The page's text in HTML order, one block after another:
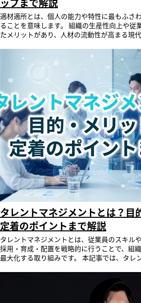
年比42.5%増）といった国々からの労働者が
※1 出典：厚生労働省『「外国人雇用状況」
年10月末時点）』https://www.mhlw.go.jp/
コミュニケーションエラーが起こる3つの
ミュニケーションが難しいと感じる背景には
ではない、3つの根本的な原因が考えられま
「文化的な背景のズレ」「将来の不透明さ」
解することが、効果的な対策を講じる第一歩
クグラウンドを持つ同僚と円滑な日本語での
の違いを認識し、乗り越える工夫が必要です
務効率の低下と孤立 最も多くの外国人が直面
ミュニケーションの難しさです。 日常会話は
ス特有の言い回し」や「業界用語」が理解で
うケースが多発します。また、対話のスピー
の輪に入れないといったことから、職場で孤
もなります。 「暗黙の了解」や日本独特のビ
くには、「空気を読む」「背中を見て覚える
化があります。しかし、ハイコンテクスト（
を持たない外国人にとって、この「暗黙の了
す。 「なぜ言われていないことまでやらなけ
ぜ進捗を細かく報告（ホウレンソウ）しなけ
不満やストレスに繋がりやすくなります。 キ
不透明さ 「成果を出しているのに、なぜ年功
「自分はこの会社で今後どうステップアップ
目立ちます。 多くの外国人は、自身の職務範
リターンを重視する傾向にあります。評価基
アパスが見えない環境では、働くモチベーシ
条件の企業へ転職してしまうリスクが高まり
まくコミュニケーションをとる4つのポイント
す。 日本の価値観を押し付けず文化の違いを
の文化や宗教、労働観の違いを「異質なもの
外国人スタッフの採用は人手不足の救世主と
が不十分な場合、経営を揺るがすさまざまな
ここでは、深刻化しやすい4つの代表的な問
害の発生 厚生労働省の調査によると、外国人
況は年々増加しており、令和6年の死傷者数は
10％増加しています。 これは危険を伴う建設
く、接客の現場でも前年と比較し、約26％増
の発生は、被害者やその家族に苦痛を与える
も生産性の低下やブランドイメージの失墜な
らします。 その主な要因は、言語の壁による
文化的な背景を考慮しない不十分な安全教育
生労働省『外国人労働者の労働災害発生状況
働省『外国人労働者の労働災害発生状況（令
国人スタッフへの指導が形骸化していると、
効率が著しく低下します。 作業手順や店舗ル
いない場合、ミスによる手戻りやお客様との
バーのために、他のスタッフの手を煩わせる
言語の壁によって業務指示の微妙なニュアン
を教えるのに過度な時間を要してしまい、結
のコア業務に着手できなくなるケースも少な
のばらつき 教育が感覚的で不十分なままだと
や日本語レベルによって提供するサービスの
生まれます。 これにより、すべてのお客様に
供するという、店舗ビジネスの基本が崩れて
合、言葉遣いや態度の誤解からクレームやト
で築き上げてきた企業の信頼度や顧客満足度
しょう。 特に日本の接客特有の「おもてなし
な指導だけでは決して均一に浸透させること
す。 離職率の増加 現場での教育不足は、外国
職」を招く最大の要因です。 現場の専門用語
接客でクレームを受けたりすることが続くと
いきます。さらに、異物混入やトラブルなど
で、どう起きたか（5W1H）」の正確な報告
適材適所とは、個人の能力や特性に最もふさ
ることを意味します。 組織の生産性向上や従
たメリットがあり、人材の流動性が高まる現
たらすメリット、実現するための具体的な方
かりやすく解説します。 AI搭載のタレントマネジメントシステム
「SmartSkill HCE」は、人財データを経営の
短で導く新しいタレントマネジメントシステ
機能については、公式ページをご覧ください。 目次 適材適所とは？
ジネスにおける基本的な意味 なぜ今、組織に
されるのか 適材適所の人材配置がもたらす3
現できない組織が抱えるリスク 適材適所を実
適所の実現に役立つ人事施策 AIとデータで実
「SmartSkill HCE」 まとめ 適材適所に関するよくある
は？ビジネスにおける基本的な意味
適所とは、従業員一人ひとりの能力、スキル
リア志向などを正確に把握し、その人が最も
置することを意味します。 これにより、個
化させ、組織全体の生産性向上を目指す人材
て用いられます。 本来の意味と語源 適材適所の語源は、建築現場で使
われていた言葉に由来します。 木材にはそれ
木目などの特性があり、柱、梁、土台など、
（適所）に使うことで、頑丈で美しい建築物
木材の使い分けが転じて、人の能力や個性に
という意味で使われるようになりました。 類義語「適所適材」との違
い 適材適所には「適所適材」というよく似た
適所は「材（人）」を主軸に置き、「その人
考える使い方をします。 一方、適所適材は「
に、「このポストに適した人材は誰か」と考
に必要なスキルを定義し、そのスキルを持つ
雇用」に近い考え方だといえます。 どちらか
タレントマネジメントとは？目
定着のポイントまで解説
タレントマネジメントとは、従業員のスキルや経験を経営資源と捉え、採用・育成・配置を戦略的に行うことで、組織全体のパフォーマンスを最大化する取り組みです。 本記事では、タレントマネジメントの基本的な意味や定義、注目される背景、具体的な目的を解説します。 さらに、多くの企業が直面する「活用が進まない」という課題の理由を深掘りし、その解決策としてタレントマネジメントシステムの効果的な活用法や、自社に合ったシステムの選び方までを網羅的に紹介します。 AI搭載のタレントマネジメントシステム「SmartSkill HCE」は、人材データを経営の力に変え、社員の成長を最短で導く新しいタレントマネジメントシステムです。サービスの詳細や機能については、公式ページをご覧ください。 目次 タレントマネジメントとは？経営目標を達成するための人材戦略 タレントマネジメントが今、注目を集める背景 タレントマネジメントの目的と得られる効果 タレントマネジメントシステムの主な機能 なぜタレントマネジメントは現場に根付かないのか 今、企業に求められる3つの変革 タレントマネジメント導入を成功に導く6つのステップ 失敗しないタレントマネジメントシステムの選び方 AIで人財戦略を加速する「SmartSkill HCE」 まとめ タレントマネジメントに関するよくある質問 タレントマネジメントとは？経営目標を達成するための人材戦略 タレントマネジメントとは、従業員一人ひとりが持つ能力やスキル、経験といった「タレント（才能）」を企業の重要な資本とみなし、それを最大限に活用して経営目標の達成を目指すための、戦略的な人事活動全般を指します。 具体的には、個々の人材情報を一元的に可視化し、そのデータに基づいて採用、育成、配置、評価といった人事施策を連動させる一連の取り組みです。 この戦略を通じて、組織全体のパフォーマンス向上と持続的な成長を実現することを目的としています。 タレントマネジメントの定義 タレントマネジメントの定義は、従業員の資質や能力を意味する「タレント」を最大限に活かすための人事戦略です。 具体的には、社員のスキル、経験、キャリア志向、評価などの情報を一元的に収集・管理し、可視化します。 そして、その客観的なデータを用いて、経営戦略に沿った最適な人材配置、次世代リーダーの育成、効果的な採用活動などを計画・実行する一連のプロセスを指します。 単なる人事管理ではなく、企業の持続的成長を目的とした能動的な人材活用戦略という点が特徴です。 人事評価・人材育成との違い 人事評価や人材育成が個別の施策であるのに対し、タレントマネジメントはそれらを包含し、経営戦略と連動させる包括的な概念です。 人事評価は、主に過去の実績や業績を評価し、処遇を決定する活動です。 人材育成は、個々の従業員のスキルアップや知識習得を目的とします。 一方、タレントマネジメントは、これらの活動から得られる情報を活用し、将来の経営目標達成に向けて「誰を、どこに配置し、どう育てるか」を戦略的に計画・実行する、より長期的かつ全社的な視点を持つ点で異なります。 タレントマネジメントが今、注目を集める背景 昨今、タレントマネジメントが多くの企業から注目を集めているのは、変化の激しい経営環境に適応し、持続的な成長を遂げるための重要な経営課題となっているためです。 労働力人口の減少や働き方の多様化、DXの推進といった社会情勢の変化が、従来の人事管理手法の見直しを迫っています。 なぜ今、タレントマネジメントの重要性が高まっているのか、その背景を具体的に解説します。 人的資本経営への関心の高まり 近年、従業員を単なる「コスト」ではなく、企業の持続的な価値創造の源泉となる「資本」として捉える「人的資本経営」への関心が高まっています。 2023年3月期決算からは、上場企業に対して有価証券報告書での人的資本に関する情報開示が義務化されました。 この背景から、自社の人材戦略や育成方針を客観的なデータで示す必要性が生じています。 従業員のスキルやエンゲージメント、多様性といった情報を可視化し、戦略的な人材活用を実践するタレントマネジメントは、まさに人的資本経営を実現するための具体的な手法として注目されています。 労働力人口の減少による人材獲得の激化 少子高齢化に伴う労働力人口の減少は、企業の採用活動に大きな影響を与えています。 特に優秀な人材の獲得競争は年々激しさを増しており、新規採用だけで必要な人材を確保し続けることは困難です。 この背景から、企業は外部からの採用だけでなく、現在いる従業員の能力を最大限に引き出し、一人ひとりの生産性を向上させる必要に迫られています。 限られた人材をいかにして育成し、組織全体の力に変えていくかという視点から、タレントマネジメントの重要性が高まっています。 働き方の多様化と人材の流動化 終身雇用制度が過去のものとなり、転職を通じてキャリアアップを図ることが一般的になる中で、人材の流動性は高まっています。 現代の働き手は、自身のキャリアパスを自律的に考え、成長できる機会や働きがいを企業に求める傾向があります。 企業側は、従業員一人ひとりのキャリア志向や価値観を理解し、適切な挑戦の機会やポジションを提供しなければ、優秀な人材を引き留めることはできません。 従業員のエンゲージメントを高め、離職防止につなげるための戦略として、タレントマネジメントが注目されています。 DX推進に伴う新たなスキル・人材の必要性 デジタルトランスフォーメーション（DX）の推進は、多くの企業にとって喫緊の経営課題です。 AIやデータサイエンスといった新しい技術を活用し、ビジネスモデルを変革していくためには、これまでにない専門的なスキルを持つ人材が不可欠です。 しかし、そのような人材は採用市場でも需要が高く、獲得は容易ではありません。 そのため、まずは社内にどのようなスキルを持つ人材がいるのかを正確に把握し、不足しているスキルを特定した上で、計画的なリスキリングや戦略的な中途採用を行うための基盤として、タレントマネジメントが必要とされています。 タレントマネジメントの目的と得られる効果 タレントマネジメントを導入する目的は、単に人事情報を管理することではありません。 その先にある、企業の成長と従業員の成長を両立させることにあります。 客観的なデータに基づいた人材活用を行うことで、組織の生産性向上やイノベーションの創出、そして従業員の働きがいの向上といった多様な効果が期待できます。 ここでは、タレントマネジメントが目指す主要な目的と、それによって得られる具体的な効果について解説します。 3つの主要な目的 タレントマネジメントの目的は多岐にわたりますが、主に「適材適所の配置」「次世代リーダー・幹部候補の育成」「エンゲージメント・定着率向上」の3つに集約できます。 これらは、個々の従業員の能力を最大限に引き出し、組織全体のパフォーマンスを高め、企業の持続的な成長を確実にするための根幹となる目的です。 これらの目的を達成することで、変化の激しい時代においても競争優位性を維持し、成長し続ける組織基盤を構築できます。 ■適材適所の配置 タレントマネジメントの根幹をなす目的の一つが、従業員一人ひとりの能力やスキル、経験、そしてキャリア志向を正確に把握し、最も活躍できるポジションに配置することです。 勘や経験に頼った配置ではなく、客観的なデータに基づいて適材適所を実現することで、個人のパフォーマンスが最大化されます。 その結果、部署やチーム全体の生産性が向上し、事業目標の達成に直結します。 また、従業員自身も自分の強みを活かせる環境で働くことで、仕事への満足度やモチベーションが高まります。 ■次世代リーダー・幹部候補の育成 企業の持続的な成長には、将来の経営を担う次世代リーダーの計画的な育成が不可欠です。 タレントマネジメントは、全従業員の中からリーダーとしてのポテンシャルを持つ人材を早期に発見し、体系的な育成プラン（サクセッションプラン）を策定・実行することを目的としています。 候補者に対して、必要な経験を積ませるための戦略的な異動や、リーダーシップ研修などの機会を提供することで、将来の幹部候補を着実に育て上げます。 これにより、突発的な役職者の退職などにも対応できる、強固な経営体制を構築できます。 【関連記事のご紹介】 次世代リーダー育成については「次世代リーダーとは？育成方法や求められるスキル・資質・役割を解説」で、サクセッションプランについては「サクセッションプランとは？作り方から育成方法、成功事例まで解説」で詳しく紹介しています。ぜひご参考ください。 ■エンゲージメント・定着率向上 従業員のエンゲージメント、すなわち「仕事への熱意」や「組織への貢献意欲」を高め、定着率を向上させることも重要な目的です。 タレントマネジメントを通じて、企業が従業員一人ひとりのキャリアパスに関心を持ち、成長を支援する姿勢を示すことで、従業員は会社への信頼感を深めます。 自身のスキルや成果が正当に評価され、希望するキャリアに向けた支援を受けられる環境は、働きがいにつながります。 結果として、エンゲージメントが高まり、優秀な人材の離職防止に貢献します。 タレントマネジメント導入で得られるメリット タレントマネジメントの導入は、企業と従業員の双方にとって多くのメリットをもたらします。 企業にとっては、データに基づいた客観的な意思決定が可能になり、経営戦略の実現性が高まります。 一方、従業員にとっては、自身のキャリアを主体的に描くための支援を受けられ、成長機会が拡大するという効果があります。 ここでは、それぞれの立場から得られるメリットを具体的に見ていきます。 ■企業側が享受できるメリット 企業がタレントマネジメントを導入する最大のメリットは、人事に関する意思決定が客観的かつ戦略的になることです。 データに基づいて最適な人材配置を行うことで、組織全体の生産性が向上します。 また、ハイパフォーマーの特性を分析し、採用や育成の基準に活かすことで、人材の質の底上げが可能です。 さらに、従業員のエンゲージメントが高まることで離職率が低下し、採用や再教育にかかるコストの削減にもつながります。 これらの効果は、最終的に企業の競争力強化と業績向上に貢献します。 ■従業員側が感じるメリット 従業員にとってのメリットは、自身のキャリア形成において、より公平で透明性の高い支援を受けられる点にあります。 会社が自分のスキルや経験、キャリア希望を正確に把握してくれるため、能力を最大限に発揮できる部署への配置や、成長につながる業務の機会を得やすくなります。 また、評価基準が明確になることで、自身の成果に対する納得感が高まります。 会社からキャリア開発への投資を受けることで、自身の市場価値を高めることができ、主体的なキャリアを築いていく上での大きな後押しとなります。 【関連記事のご紹介】 キャリアマネジメントについて「キャリアマネジメントとは？注目されている背景や必要性を解説」で詳しく紹介しています。ぜひご参考ください。 タレントマネジメントシステムの主な機能 タレントマネジメントシステムは、人材情報を効果的に活用するための多様な機能を備えています。 これらの機能を活用することで、人事部門の業務効率化はもちろん、戦略的な人材活用を実現できます。 ここでは、多くのタレントマネジメントシステムに搭載されている代表的な機能を紹介します。 人材データベース機能 人材データベースは、タレントマネジメントシステムの最も基本的な機能です。 従業員の氏名や所属といった基本情報に加え、経歴、評価、スキル、資格、研修受講履歴、キャリア希望など、あらゆる人材情報を一元的に集約し、管理します。 顔写真付きのデータベースで、組織図と連携して表示できるシステムも多く、直感的に人材を探すことが可能です。 このデータベースが、あらゆる人材分析や施策立案の基盤となります。 スキル管理機能 スキル管理機能は、従業員一人ひとりが保有するスキルを可視化し、管理するための機能です。 専門スキルや語学力、マネジメントスキルなどを登録し、従業員本人による自己評価や上司による評価を行うことができます。 全社のスキル保有状況を一覧で把握できるため、プロジェクトに必要なスキルを持つ人材を検索したり、組織全体で不足しているスキルを特定して育成計画に活かしたりすることが可能です。 これにより、データに基づいた戦略的な人材育成や配置が実現します。 目標管理（MBO・OKR）機能 MBO（目標による管理）やOKR（目標と主要な結果）といった目標管理制度の運用を支援する機能です。 従業員がシステム上で自身の目標を設定し、その進捗状況を上司と共有しながら管理できます。 目標設定から中間面談、期末評価までの一連のプロセスをシステム上で完結できるため、評価業務の効率化と透明性の向上に役立ちます。 また、個人の目標と組織の目標を紐づけて管理することで、全社の目標達成に向けた一体感を醸成する効果も期待できます。 キャリア開発支援機能 従業員の主体的なキャリア形成を支援するための機能です。 従業員はシステムを通じて、将来希望する職種や役職といったキャリアプランを申告できます。 企業側は、その申告内容を把握し、1on1ミーティングなどを通じて個別のキャリア相談に応じることが可能です。 また、従業員のキャリア希望と現在のスキルとのギャップを分析し、必要な研修プログラムを推薦するなど、計画的な能力開発をサポートします。 これにより、従業員の学習意欲とエンゲージメントを高めることができます。 なぜタレントマネジメントは現場に根付かないのか 多くの企業がタレントマネジメントの重要性を認識し導入を進める一方で、「システムを入れたものの活用されない」「データ入力が形骸化している」といった課題に直面しています。 なぜ、多大なコストと時間をかけて導入したにもかかわらず、現場に根付かないのでしょうか。 その背景には、データ管理の課題や、導入プロセスにおける構造的な問題が存在します。 多くの企業に共通する「データ分散」という課題 タレントマネジメントに着手する企業は増えていますが、その運用は容易ではありません。 多くの企業で、人事情報が給与システム、勤怠管理システム、Excelファイルなど、異なる場所に分散して管理されているのが実情です。 この「データ分散」が、従業員情報を一元的に把握し、戦略的な意思決定に活用する上での大きな障壁となっています。 必要なデータを集めるだけで多大な工数がかかり、分析に至る前に担当者が疲弊してしまうケースも少なくありません。 導入から活用に至る3つの断絶 タレントマネジメントが失敗する要因は、導入から活用のプロセスにおいて生じる「3つの断絶」に集約できます。 それは、「経営成果との断絶」「立ち上げ段階での断絶」「現場との断絶」です。 これらの断絶が、タレントマネジメントを単なる人事部の業務効率化ツールに留まらせ、本来の目的である企業全体の成長につなげることを阻んでいます。 ■経営成果に接続しない 一つ目の断絶は、タレントマネジメントの活動が、具体的な経営成果に結びついていないケースです。 人事施策が経営戦略や事業目標と連動しておらず、単独で動いてしまっている状態です。 例えば、どのような人材を育成すれば売上向上につながるのか、といった視点が欠けているた